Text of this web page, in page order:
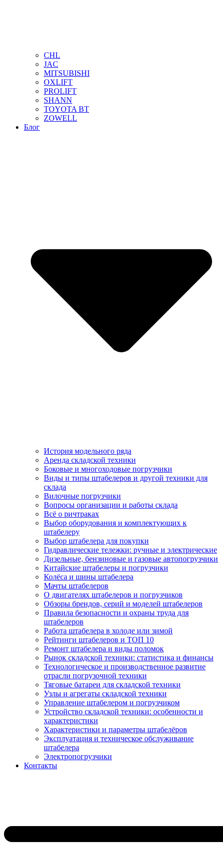
CHL
JAC
MITSUBISHI
OXLIFT
PROLIFT
SHANN
TOYOTA BT
ZOWELL
Блог
История модельного ряда
Аренда складской техники
Боковые и многоходовые погрузчики
Виды и типы штабелеров и другой техники для
склада
Вилочные погрузчики
Вопросы организации и работы склада
Всё о ричтраках
Выбор оборудования и комплектующих к
штабелеру
Выбор штабелера для покупки
Гидравлические тележки: ручные и электрические
Дизельные, бензиновые и газовые автопогрузчики
Китайские штабелеры и погрузчики
Колёса и шины штабелера
Мачты штабелеров
О двигателях штабелеров и погрузчиков
Обзоры брендов, серий и моделей штабелеров
Правила безопасности и охраны труда для
штабелеров
Работа штабелера в холоде или зимой
Рейтинги штабелеров и ТОП 10
Ремонт штабелера и виды поломок
Рынок складской техники: статистика и финансы
Технологическое и производственное развитие
отрасли погрузочной техники
Тяговые батареи для складской техники
Узлы и агрегаты складской техники
Управление штабелером и погрузчиком
Устройство складской техники: особенности и
характеристики
Характеристики и параметры штабелёров
Эксплуатация и техническое обслуживание
штабелера
Электропогрузчики
Контакты